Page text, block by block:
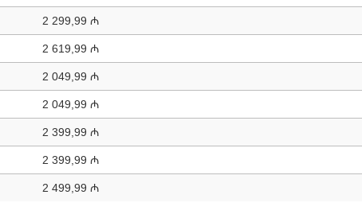
2 299,99 ₼
2 619,99 ₼
2 049,99 ₼
2 049,99 ₼
2 399,99 ₼
2 399,99 ₼
2 499,99 ₼